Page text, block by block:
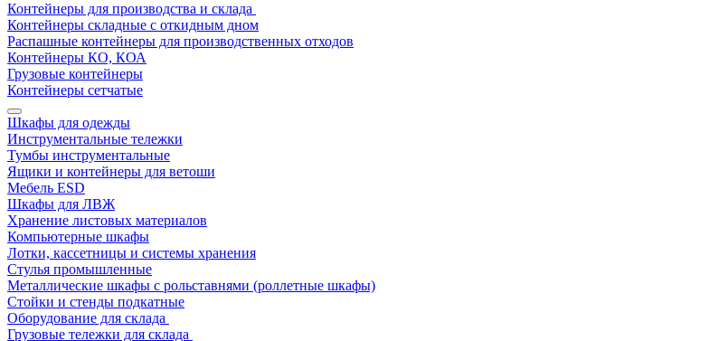
Контейнеры для производства и склада
Контейнеры складные с откидным дном
Распашные контейнеры для производственных отходов
Контейнеры КО, КОА
Грузовые контейнеры
Контейнеры сетчатые
Шкафы для одежды
Инструментальные тележки
Тумбы инструментальные
Ящики и контейнеры для ветоши
Мебель ESD
Шкафы для ЛВЖ
Хранение листовых материалов
Компьютерные шкафы
Лотки, кассетницы и системы хранения
Стулья промышленные
Металлические шкафы с рольставнями (роллетные шкафы)
Стойки и стенды подкатные
Оборудование для склада
Грузовые тележки для склада